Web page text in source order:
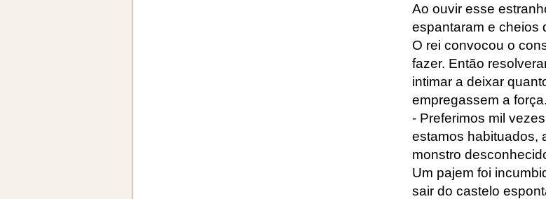
Ao ouvir esse
espantaram e cheios
O rei convocou o
fazer. Então
intimar a deixar
empregassem a
- Preferimos mil
estamos habituados,
monstro
Um pajem foi
sair do castelo